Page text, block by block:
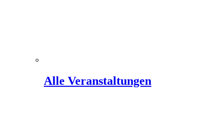
Alle Veranstaltungen